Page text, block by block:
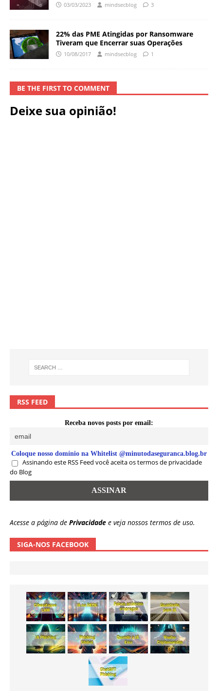
03/03/2023 mindsecblog 3
22% das PME Atingidas por Ransomware
Tiveram que Encerrar suas Operações
10/08/2017 mindsecblog 1
BE THE FIRST TO COMMENT
Deixe sua opinião!
RSS FEED
Receba novos posts por email:
Coloque nosso domínio na Whitelist @minutodaseguranca.blog.br
Assinando este RSS Feed você aceita os termos de privacidade
do Blog
Acesse a página de Privacidade e veja nossos termos de uso.
SIGA-NOS FACEBOOK